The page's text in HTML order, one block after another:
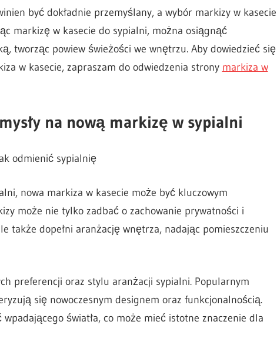
być dokładnie przemyślany, a wybór markizy w kasecie
markizę w kasecie do sypialni, można osiągnąć
tworząc powiew świeżości we wnętrzu. Aby dowiedzieć się
w kasecie, zapraszam do odwiedzenia strony markiza w
na nową markizę w sypialni
odmienić sypialnię
nowa markiza w kasecie może być kluczowym
może nie tylko zadbać o zachowanie prywatności i
także dopełni aranżację wnętrza, nadając pomieszczeniu
preferencji oraz stylu aranżacji sypialni. Popularnym
się nowoczesnym designem oraz funkcjonalnością.
światła, co może mieć istotne znaczenie dla